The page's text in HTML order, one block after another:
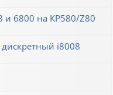
и 6800 на КР580/Z80
i8008